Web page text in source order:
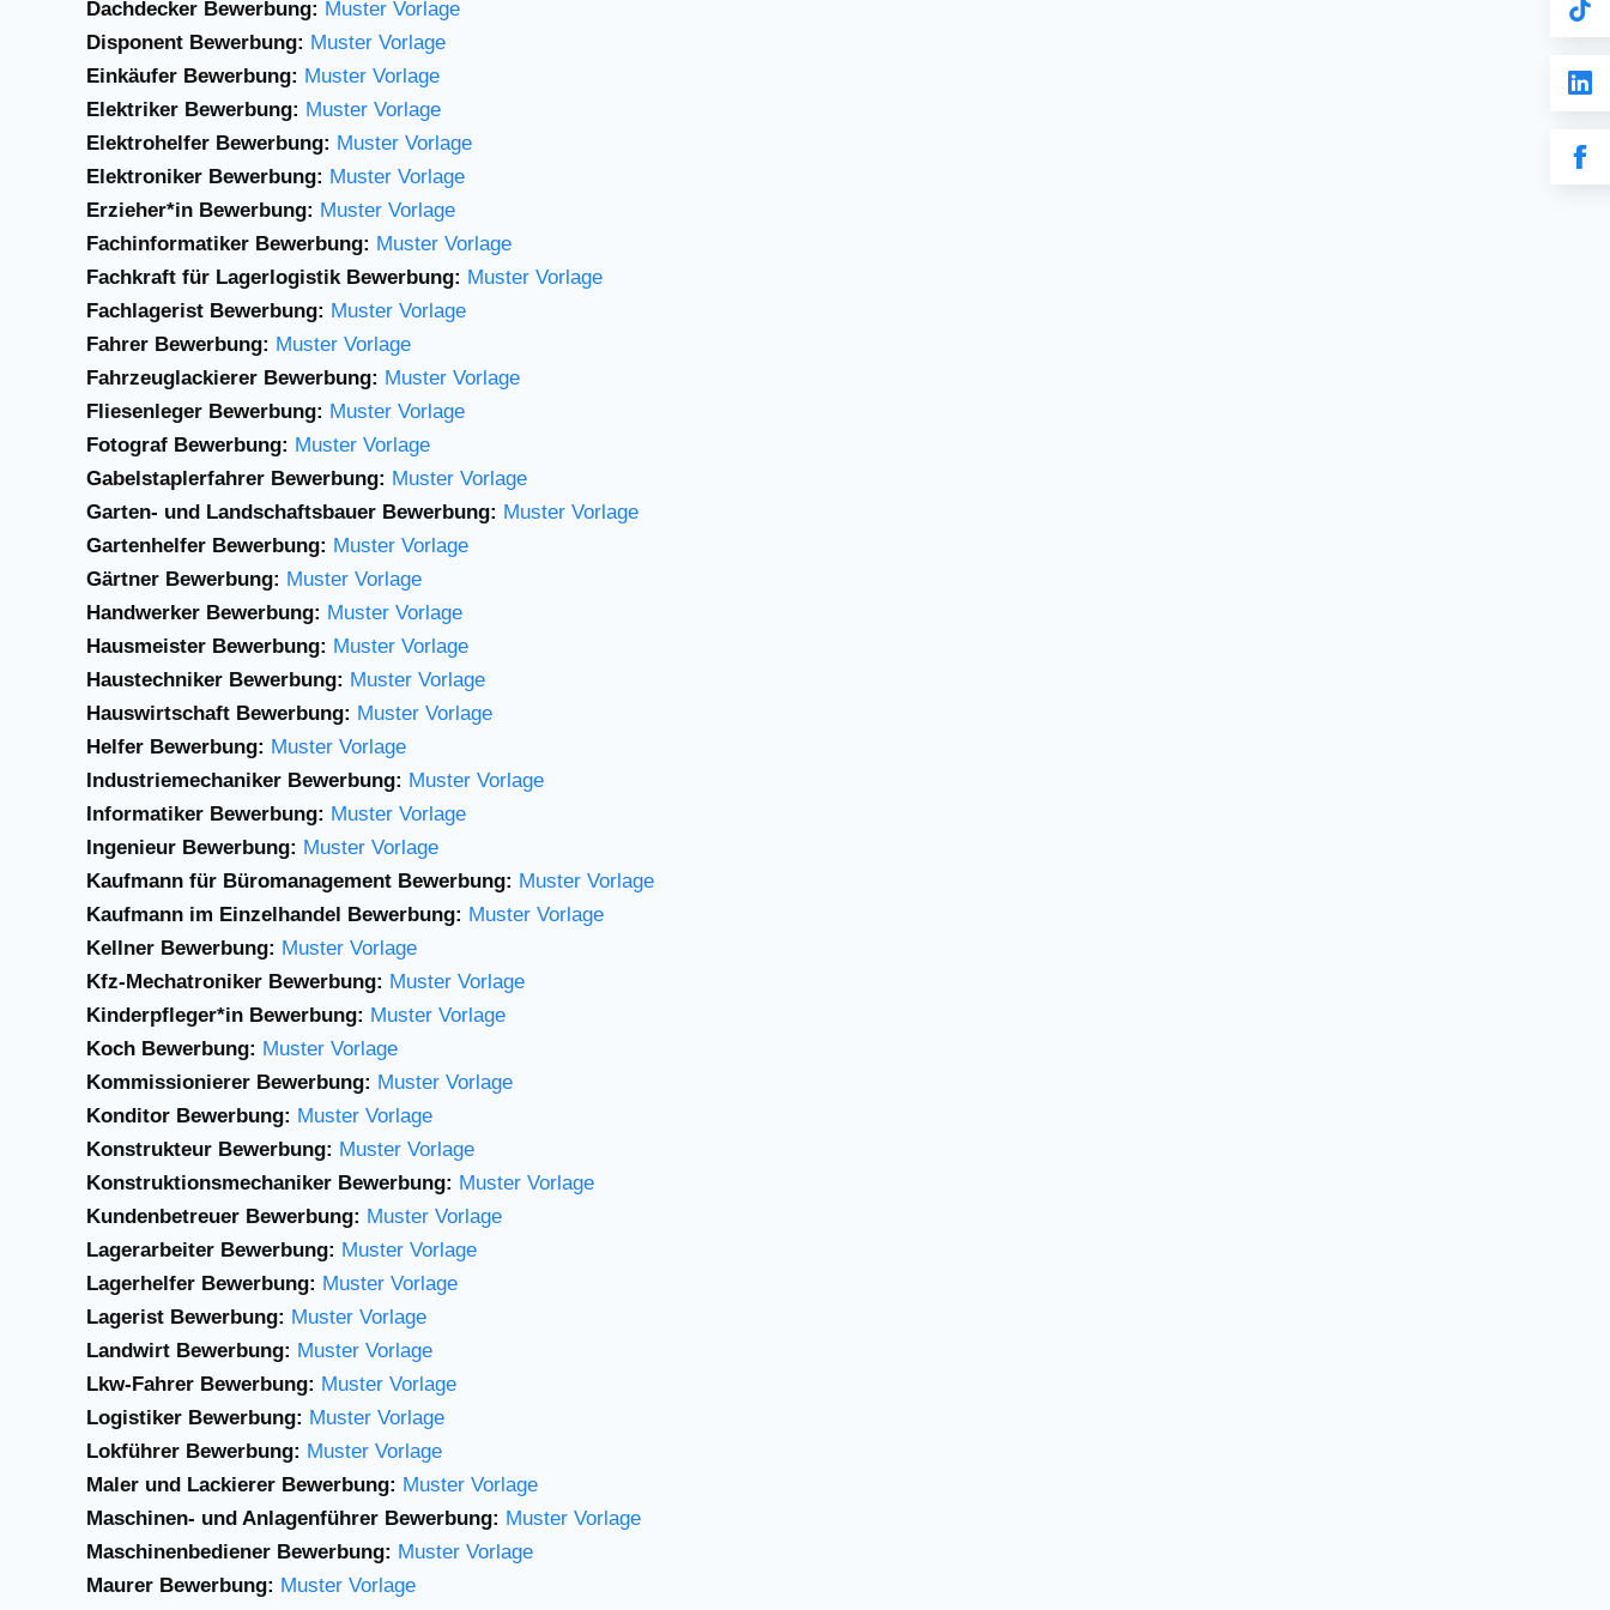
Dachdecker Bewerbung: Muster Vorlage
Disponent Bewerbung: Muster Vorlage
Einkäufer Bewerbung: Muster Vorlage
Elektriker Bewerbung: Muster Vorlage
Elektrohelfer Bewerbung: Muster Vorlage
Elektroniker Bewerbung: Muster Vorlage
Erzieher*in Bewerbung: Muster Vorlage
Fachinformatiker Bewerbung: Muster Vorlage
Fachkraft für Lagerlogistik Bewerbung: Muster Vorlage
Fachlagerist Bewerbung: Muster Vorlage
Fahrer Bewerbung: Muster Vorlage
Fahrzeuglackierer Bewerbung: Muster Vorlage
Fliesenleger Bewerbung: Muster Vorlage
Fotograf Bewerbung: Muster Vorlage
Gabelstaplerfahrer Bewerbung: Muster Vorlage
Garten- und Landschaftsbauer Bewerbung: Muster Vorlage
Gartenhelfer Bewerbung: Muster Vorlage
Gärtner Bewerbung: Muster Vorlage
Handwerker Bewerbung: Muster Vorlage
Hausmeister Bewerbung: Muster Vorlage
Haustechniker Bewerbung: Muster Vorlage
Hauswirtschaft Bewerbung: Muster Vorlage
Helfer Bewerbung: Muster Vorlage
Industriemechaniker Bewerbung: Muster Vorlage
Informatiker Bewerbung: Muster Vorlage
Ingenieur Bewerbung: Muster Vorlage
Kaufmann für Büromanagement Bewerbung: Muster Vorlage
Kaufmann im Einzelhandel Bewerbung: Muster Vorlage
Kellner Bewerbung: Muster Vorlage
Kfz-Mechatroniker Bewerbung: Muster Vorlage
Kinderpfleger*in Bewerbung: Muster Vorlage
Koch Bewerbung: Muster Vorlage
Kommissionierer Bewerbung: Muster Vorlage
Konditor Bewerbung: Muster Vorlage
Konstrukteur Bewerbung: Muster Vorlage
Konstruktionsmechaniker Bewerbung: Muster Vorlage
Kundenbetreuer Bewerbung: Muster Vorlage
Lagerarbeiter Bewerbung: Muster Vorlage
Lagerhelfer Bewerbung: Muster Vorlage
Lagerist Bewerbung: Muster Vorlage
Landwirt Bewerbung: Muster Vorlage
Lkw-Fahrer Bewerbung: Muster Vorlage
Logistiker Bewerbung: Muster Vorlage
Lokführer Bewerbung: Muster Vorlage
Maler und Lackierer Bewerbung: Muster Vorlage
Maschinen- und Anlagenführer Bewerbung: Muster Vorlage
Maschinenbediener Bewerbung: Muster Vorlage
Maurer Bewerbung: Muster Vorlage